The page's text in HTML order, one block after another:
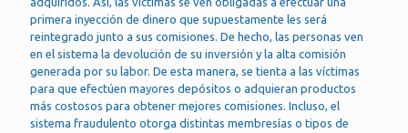
primera inyección de dinero que supuestamente les será
reintegrado junto a sus comisiones. De hecho, las personas ven
en el sistema la devolución de su inversión y la alta comisión
generada por su labor. De esta manera, se tienta a las víctimas
para que efectúen mayores depósitos o adquieran productos
más costosos para obtener mejores comisiones. Incluso, el
sistema fraudulento otorga distintas membresías o tipos de